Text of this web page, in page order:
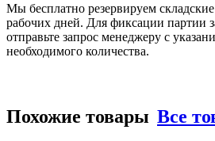
Мы бесплатно резервируем
рабочих дней. Для фиксации партии
отправьте запрос менеджеру с
необходимого количества.
Похожие товары Все